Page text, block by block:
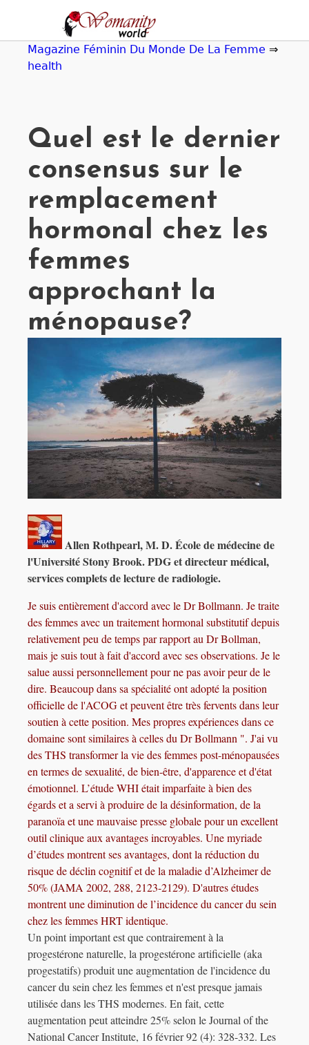
navigation
Magazine Féminin Du Monde De La Femme ⇒
health
Quel est le dernier
consensus sur le
remplacement
hormonal chez les
femmes
approchant la
ménopause?
Allen Rothpearl, M. D. École de médecine de
l'Université Stony Brook. PDG et directeur médical,
services complets de lecture de radiologie.
Je suis entièrement d'accord avec le Dr Bollmann. Je traite
des femmes avec un traitement hormonal substitutif depuis
relativement peu de temps par rapport au Dr Bollman,
mais je suis tout à fait d'accord avec ses observations. Je le
salue aussi personnellement pour ne pas avoir peur de le
dire. Beaucoup dans sa spécialité ont adopté la position
officielle de l'ACOG et peuvent être très fervents dans leur
soutien à cette position. Mes propres expériences dans ce
domaine sont similaires à celles du Dr Bollmann ". J'ai vu
des THS transformer la vie des femmes post-ménopausées
en termes de sexualité, de bien-être, d'apparence et d'état
émotionnel. L’étude WHI était imparfaite à bien des
égards et a servi à produire de la désinformation, de la
paranoïa et une mauvaise presse globale pour un excellent
outil clinique aux avantages incroyables. Une myriade
d’études montrent ses avantages, dont la réduction du
risque de déclin cognitif et de la maladie d’Alzheimer de
50% (JAMA 2002, 288, 2123-2129). D'autres études
montrent une diminution de l’incidence du cancer du sein
chez les femmes HRT identique.
Un point important est que contrairement à la
progestérone naturelle, la progestérone artificielle (aka
progestatifs) produit une augmentation de l'incidence du
cancer du sein chez les femmes et n'est presque jamais
utilisée dans les THS modernes. En fait, cette
augmentation peut atteindre 25% selon le Journal of the
National Cancer Institute, 16 février 92 (4): 328-332. Les